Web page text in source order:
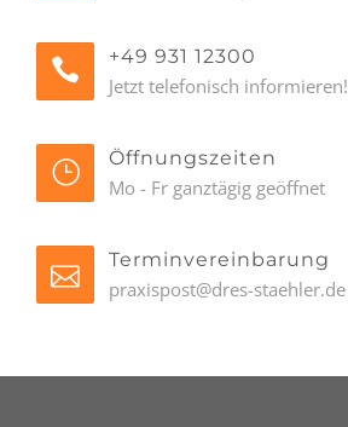
+49 931 12300
Jetzt telefonisch informieren!
Öffnungszeiten
Mo - Fr ganztägig geöffnet
Terminvereinbarung
praxispost@dres-staehler.de